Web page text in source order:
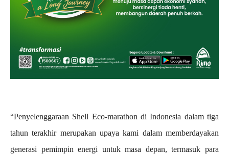
“Penyelenggaraan Shell Eco-marathon di Indonesia dalam tiga
tahun terakhir merupakan upaya kami dalam memberdayakan
generasi pemimpin energi untuk masa depan, termasuk para